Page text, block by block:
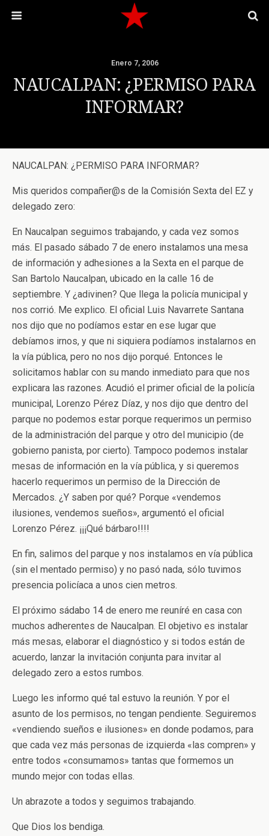
Enero 7, 2006
NAUCALPAN: ¿PERMISO PARA
INFORMAR?
NAUCALPAN: ¿PERMISO PARA INFORMAR?
Mis queridos compañer@s de la Comisión Sexta del EZ y
delegado zero:
En Naucalpan seguimos trabajando, y cada vez somos
más. El pasado sábado 7 de enero instalamos una mesa
de información y adhesiones a la Sexta en el parque de
San Bartolo Naucalpan, ubicado en la calle 16 de
septiembre. Y ¿adivinen? Que llega la policía municipal y
nos corrió. Me explico. El oficial Luis Navarrete Santana
nos dijo que no podíamos estar en ese lugar que
debíamos irnos, y que ni siquiera podíamos instalarnos en
la vía pública, pero no nos dijo porqué. Entonces le
solicitamos hablar con su mando inmediato para que nos
explicara las razones. Acudió el primer oficial de la policía
municipal, Lorenzo Pérez Díaz, y nos dijo que dentro del
parque no podemos estar porque requerimos un permiso
de la administración del parque y otro del municipio (de
gobierno panista, por cierto). Tampoco podemos instalar
mesas de información en la vía pública, y si queremos
hacerlo requerimos un permiso de la Dirección de
Mercados. ¿Y saben por qué? Porque «vendemos
ilusiones, vendemos sueños», argumentó el oficial
Lorenzo Pérez. ¡¡¡Qué bárbaro!!!!
En fin, salimos del parque y nos instalamos en vía pública
(sin el mentado permiso) y no pasó nada, sólo tuvimos
presencia policíaca a unos cien metros.
El próximo sádabo 14 de enero me reuníré en casa con
muchos adherentes de Naucalpan. El objetivo es instalar
más mesas, elaborar el diagnóstico y si todos están de
acuerdo, lanzar la invitación conjunta para invitar al
delegado zero a estos rumbos.
Luego les informo qué tal estuvo la reunión. Y por el
asunto de los permisos, no tengan pendiente. Seguiremos
«vendiendo sueños e ilusiones» en donde podamos, para
que cada vez más personas de izquierda «las compren» y
entre todos «consumamos» tantas que formemos un
mundo mejor con todas ellas.
Un abrazote a todos y seguimos trabajando.
Que Dios los bendiga.